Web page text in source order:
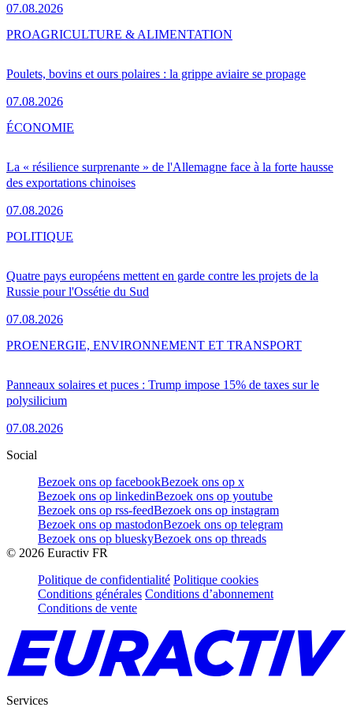
07.08.2026
Poulets, bovins et ours polaires : la grippe aviaire se propage
07.08.2026
PROAGRICULTURE & ALIMENTATION
La « résilience surprenante » de l'Allemagne face à la forte hausse
des exportations chinoises
07.08.2026
ÉCONOMIE
Quatre pays européens mettent en garde contre les projets de la
Russie pour l'Ossétie du Sud
07.08.2026
POLITIQUE
Panneaux solaires et puces : Trump impose 15% de taxes sur le
polysilicium
07.08.2026
PROENERGIE, ENVIRONNEMENT ET TRANSPORT
Social
Bezoek ons op facebookBezoek ons op x
Bezoek ons op linkedinBezoek ons op youtube
Bezoek ons op rss-feedBezoek ons op instagram
Bezoek ons op mastodonBezoek ons op telegram
Bezoek ons op blueskyBezoek ons op threads
© 2026 Euractiv FR
Politique de confidentialité Politique cookies
Conditions générales Conditions d’abonnement
Conditions de vente
Services